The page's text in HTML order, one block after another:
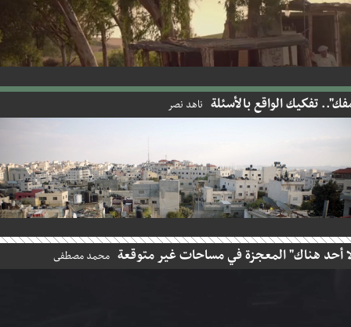
تفكيك الواقع بالأسئلة ناهد نصر
هناك" المعجزة في مساحات غير متوقعة محمد مصطفى